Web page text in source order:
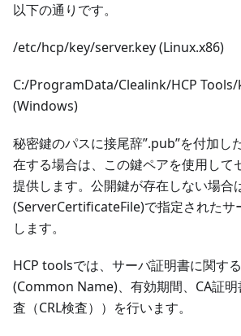
以下の通りです。
/etc/hcp/key/server.key (Linux.x86)
C:/ProgramData/Clealink/HCP
(Windows)
秘密鍵のパスに接尾辞”.pub”を付加し
在する場合は、この鍵ペアを使用して
提供します。公開鍵が存在しない場合
(ServerCertificateFile)で指定されたサ
します。
HCP toolsでは、サーバ証明書に関す
(Common Name)、有効期間、CA証
査（CRL検査））を行います。